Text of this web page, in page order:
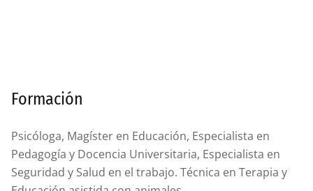
Formación
Psicóloga, Magíster en Educación, Especialista en
Pedagogía y Docencia Universitaria, Especialista en
Seguridad y Salud en el trabajo. Técnica en Terapia y